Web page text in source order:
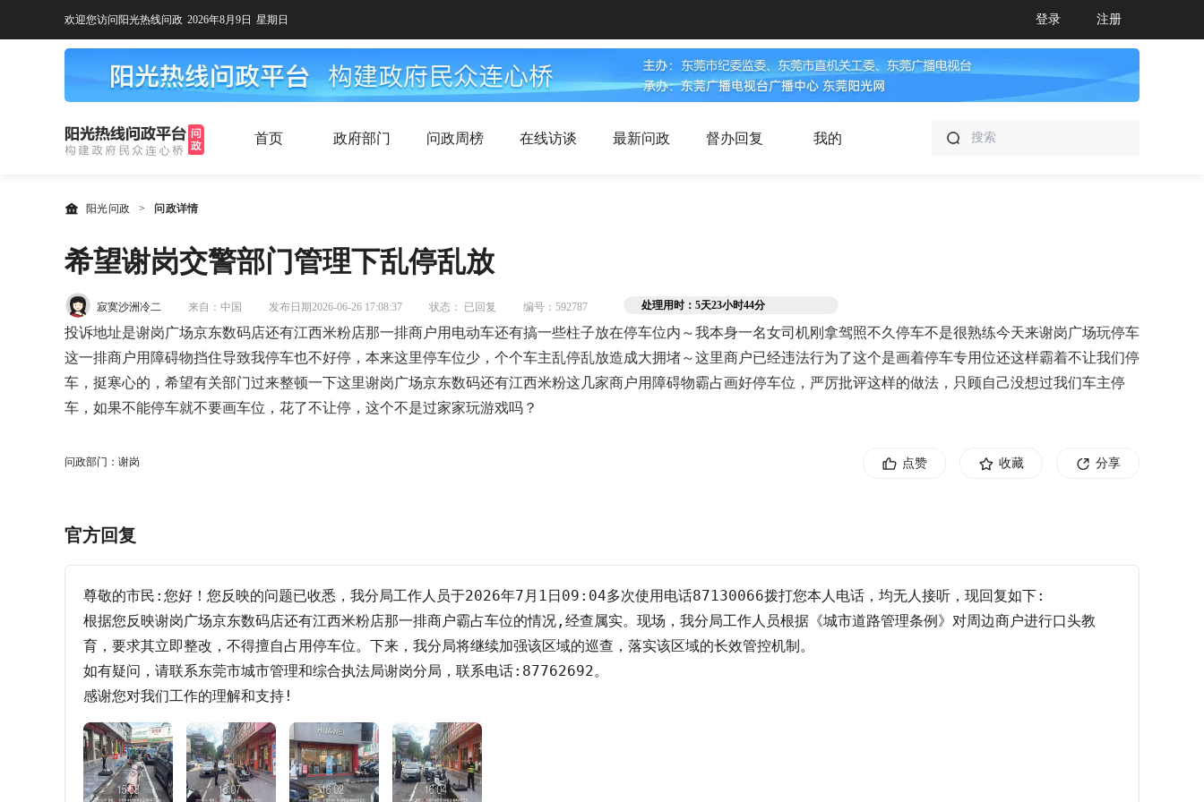
欢迎您访问阳光热线问政 2026年8月9日 星期日 登录 注册
首页 政府部门 问政周榜 在线访谈 最新问政 督办回复 我的
阳光问政 > 问政详情
希望谢岗交警部门管理下乱停乱放
寂寞沙洲冷二 来自：中国 发布日期2026-06-26 17:08:37 状态： 已回复 编号：592787 处理用时：5天23小时44分
投诉地址是谢岗广场京东数码店还有江西米粉店那一排商户用电动车还有搞一些柱子放在停车位内～我本身一名女司机刚拿驾照不久停车不是很熟练今天来谢岗广场玩停车
这一排商户用障碍物挡住导致我停车也不好停，本来这里停车位少，个个车主乱停乱放造成大拥堵～这里商户已经违法行为了这个是画着停车专用位还这样霸着不让我们停
车，挺寒心的，希望有关部门过来整顿一下这里谢岗广场京东数码还有江西米粉这几家商户用障碍物霸占画好停车位，严厉批评这样的做法，只顾自己没想过我们车主停
车，如果不能停车就不要画车位，花了不让停，这个不是过家家玩游戏吗？
问政部门：谢岗 点赞 收藏 分享
官方回复
尊敬的市民:您好！您反映的问题已收悉，我分局工作人员于2026年7月1日09:04多次使用电话87130066拨打您本人电话，均无人接听，现回复如下:
根据您反映谢岗广场京东数码店还有江西米粉店那一排商户霸占车位的情况,经查属实。现场，我分局工作人员根据《城市道路管理条例》对周边商户进行口头教
育，要求其立即整改，不得擅自占用停车位。下来，我分局将继续加强该区域的巡查，落实该区域的长效管控机制。
如有疑问，请联系东莞市城市管理和综合执法局谢岗分局，联系电话:87762692。
感谢您对我们工作的理解和支持!